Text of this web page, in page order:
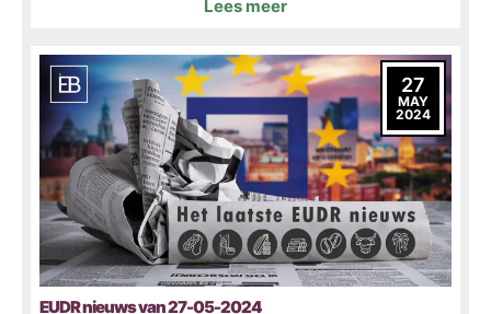
Lees meer
27
MAY
2024
EUDR nieuws van 27-05-2024